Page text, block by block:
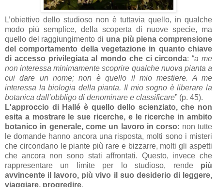
L’obiettivo dello studioso non è tuttavia quello, in qualche
modo più semplice, della scoperta di nuove specie, ma
quello del raggiungimento di una più piena comprensione
del comportamento della vegetazione in quanto chiave
di accesso privilegiata al mondo che ci circonda: “a me
non interessa minimamente scoprire qualche nuova pianta a
cui dare un nome; non è quello il mio mestiere. A me
interessa la biologia della pianta. Il mio sogno è liberare la
botanica dall’obbligo di denominare e classificare” (p. 45).
L'approccio di Hallé è quello dello scienziato, che non
esita a mostrare le sue ricerche, e le ricerche in ambito
botanico in generale, come un lavoro in corso: non tutte
le domande hanno ancora una risposta, molti sono i misteri
che circondano le piante più rare e bizzarre, molti gli aspetti
che ancora non sono stati affrontati. Questo, invece che
rappresentare un limite per lo studioso, rende più
avvincente il lavoro, più vivo il suo desiderio di leggere,
viaggiare, progredire.